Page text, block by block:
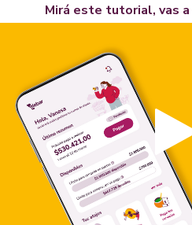
Mirá este tutorial, vas